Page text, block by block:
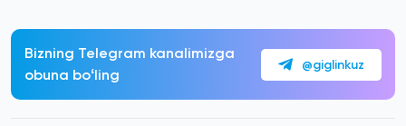
Bizning Telegram kanalimizga
obuna boʻling
@giglinkuz